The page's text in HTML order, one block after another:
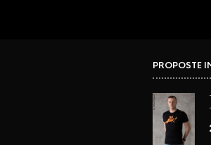
PROPOSTE